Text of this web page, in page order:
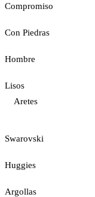
Compromiso
Con Piedras
Hombre
Lisos
Aretes
Swarovski
Huggies
Argollas